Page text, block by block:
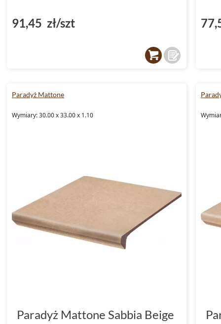
91,45 zł/szt
Paradyż Mattone
Wymiary: 30.00 x 33.00 x 1.10
Paradyż Mattone Sabbia Beige